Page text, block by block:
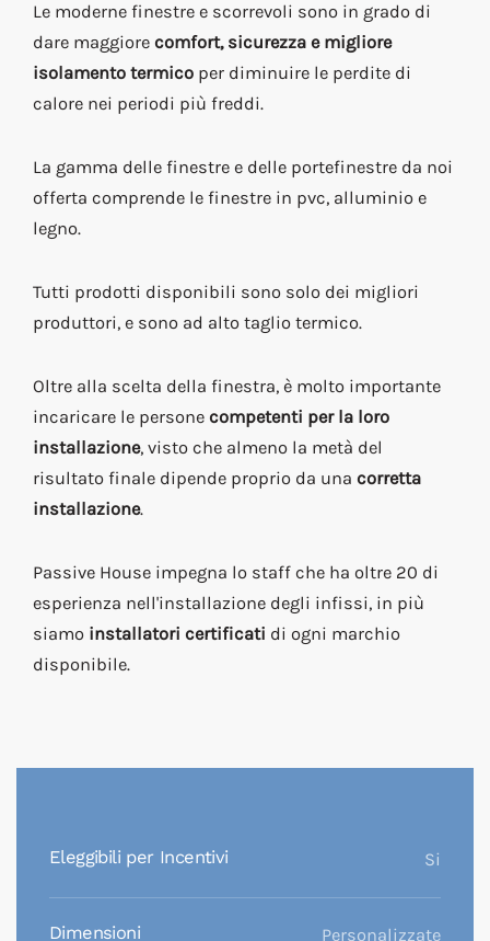
Le moderne finestre e scorrevoli sono in grado di
dare maggiore comfort, sicurezza e migliore
isolamento termico per diminuire le perdite di
calore nei periodi più freddi.
La gamma delle finestre e delle portefinestre da noi
offerta comprende le finestre in pvc, alluminio e
legno.
Tutti prodotti disponibili sono solo dei migliori
produttori, e sono ad alto taglio termico.
Oltre alla scelta della finestra, è molto importante
incaricare le persone competenti per la loro
installazione, visto che almeno la metà del
risultato finale dipende proprio da una corretta
installazione.
Passive House impegna lo staff che ha oltre 20 di
esperienza nell'installazione degli infissi, in più
siamo installatori certificati di ogni marchio
disponibile.
Eleggibili per Incentivi Si
Dimensioni Personalizzate